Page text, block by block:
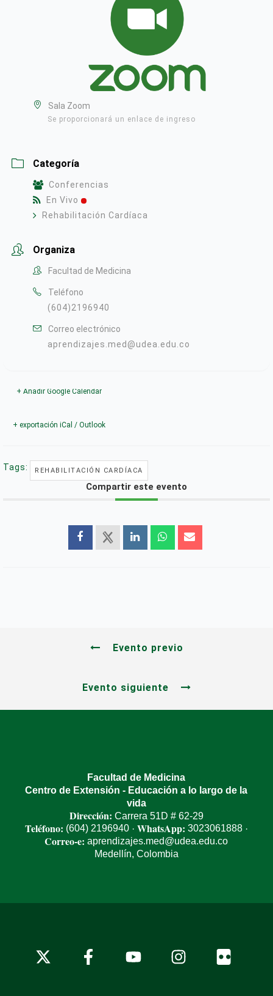
Sala Zoom
Se proporcionará un enlace de ingreso
Categoría
Conferencias
En Vivo
Rehabilitación Cardíaca
Organiza
Facultad de Medicina
Teléfono
(604)2196940
Correo electrónico
aprendizajes.med@udea.edu.co
+ Añadir Google Calendar
+ exportación iCal / Outlook
Tags: REHABILITACIÓN CARDÍACA
Compartir este evento
Evento previo
Evento siguiente
Facultad de Medicina
Centro de Extensión - Educación a lo largo de la
vida
Dirección: Carrera 51D # 62-29
Teléfono: (604) 2196940· WhatsApp: 3023061888·
Correo-e: aprendizajes.med@udea.edu.co
Medellín, Colombia